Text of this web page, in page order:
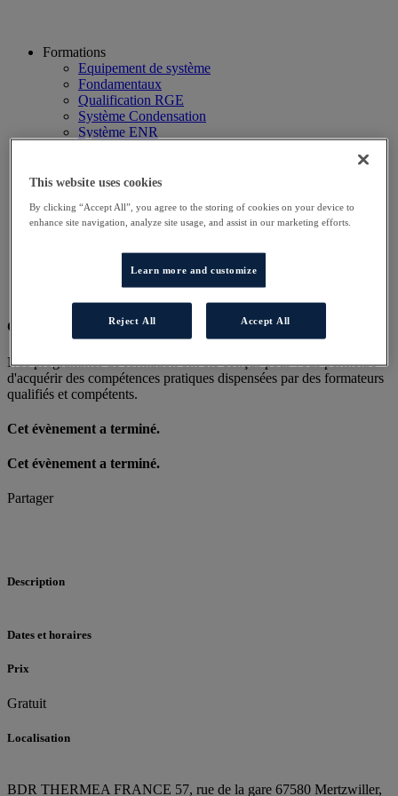
Formations
Equipement de système
Fondamentaux
Qualification RGE
Système Condensation
Système ENR
Webinaire
Hôtels
Planning
Particulier
Professionnel
Cet évènement a terminé.
Nos programmes de formation ont été conçus pour vous permettre
d'acquérir des compétences pratiques dispensées par des formateurs
qualifiés et compétents.
Cet évènement a terminé.
Cet évènement a terminé.
Partager
Description
Dates et horaires
Prix
Gratuit
Localisation
BDR THERMEA FRANCE 57, rue de la gare 67580 Mertzwiller,
This website uses cookies
By clicking “Accept All”, you agree to the storing of cookies on your device to
enhance site navigation, analyze site usage, and assist in our marketing efforts.
Learn more and customize
Reject All Accept All